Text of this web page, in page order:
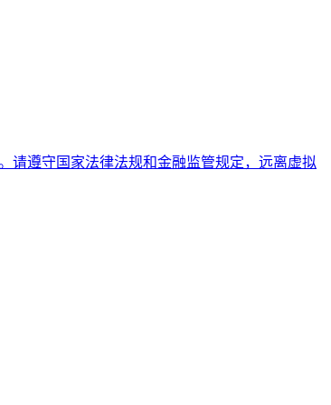
请遵守国家法律法规和金融监管规定，远离虚拟